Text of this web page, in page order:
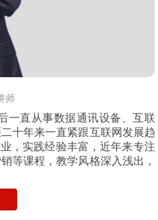
师
一直从事数据通讯设备、互联
十年来一直紧跟互联网发展趋
，实践经验丰富，近年来专注
等课程，教学风格深入浅出，